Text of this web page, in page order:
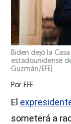
Biden dejó la
estadounidense
Guzmán/EFE)
Por EFE
El
someterá a